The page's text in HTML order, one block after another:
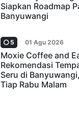
Siapkan Roadmap
Banyuwangi
5 01 Agu 2026
Moxie Coffee and
Rekomendasi
Seru di
Tiap Rabu Malam